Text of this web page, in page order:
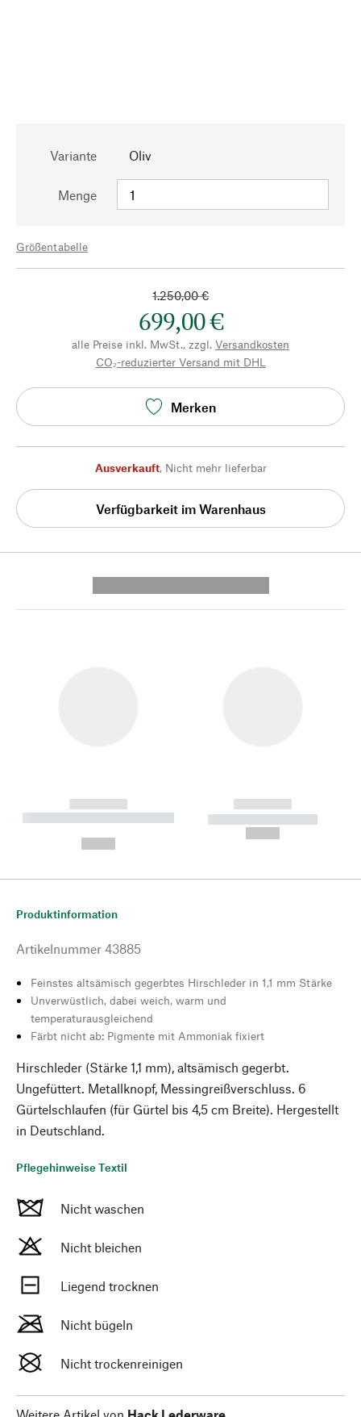
Variante Oliv
Menge
Größentabelle
1.250,00 €
699,00 €
alle Preise inkl. MwSt., zzgl. Versandkosten
CO₂-reduzierter Versand mit DHL
Merken
Ausverkauft, Nicht mehr lieferbar
Verfügbarkeit im Warenhaus
------------
----------- ----------- --------
------------
----------- -----------
Produktinformation
Artikelnummer 43885
Feinstes altsämisch gegerbtes Hirschleder in 1,1 mm Stärke
Unverwüstlich, dabei weich, warm und
temperaturausgleichend
Färbt nicht ab: Pigmente mit Ammoniak fixiert
Hirschleder (Stärke 1,1 mm), altsämisch gegerbt.
Ungefüttert. Metallknopf, Messingreißverschluss. 6
Gürtelschlaufen (für Gürtel bis 4,5 cm Breite). Hergestellt
in Deutschland.
Pflegehinweise Textil
Nicht waschen
Nicht bleichen
Liegend trocknen
Nicht bügeln
Nicht trockenreinigen